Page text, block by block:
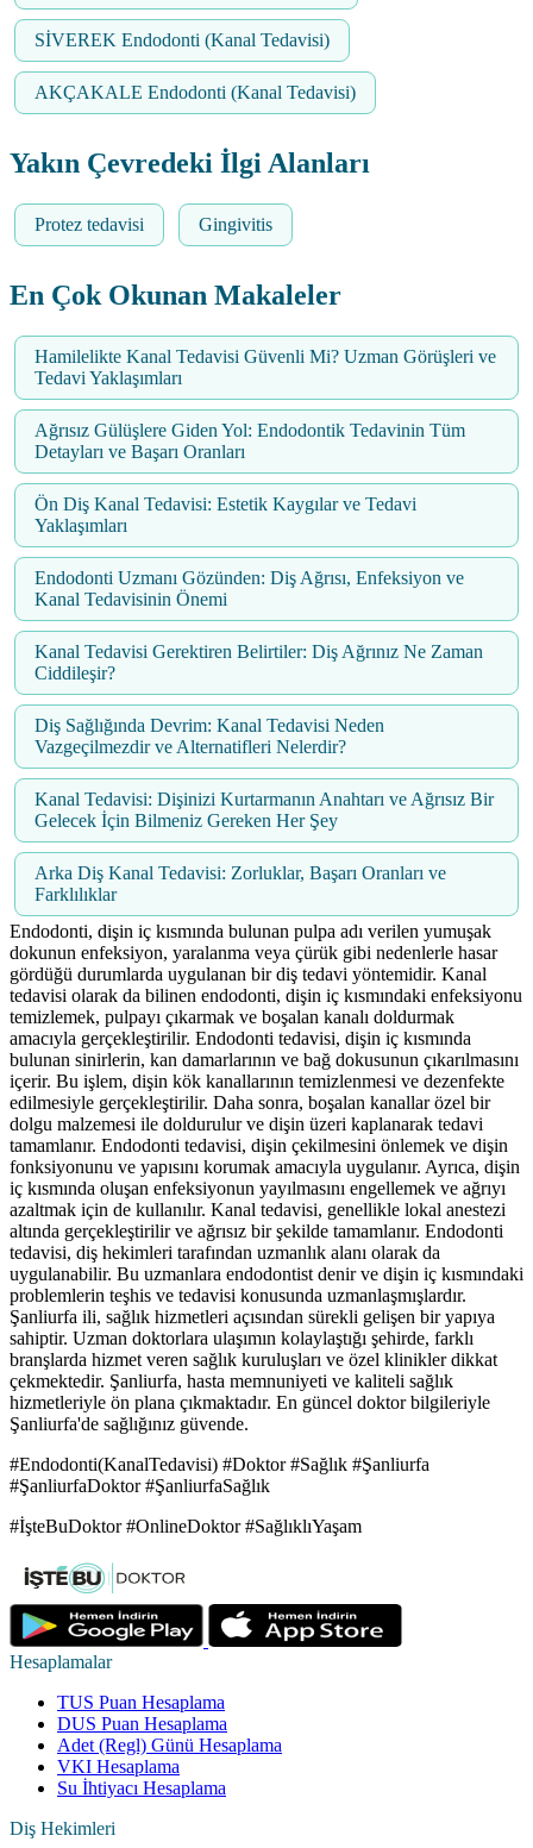
SİVEREK Endodonti (Kanal Tedavisi)
AKÇAKALE Endodonti (Kanal Tedavisi)
Yakın Çevredeki İlgi Alanları
Protez tedavisi Gingivitis
En Çok Okunan Makaleler
Hamilelikte Kanal Tedavisi Güvenli Mi? Uzman Görüşleri ve
Tedavi Yaklaşımları
Ağrısız Gülüşlere Giden Yol: Endodontik Tedavinin Tüm
Detayları ve Başarı Oranları
Ön Diş Kanal Tedavisi: Estetik Kaygılar ve Tedavi
Yaklaşımları
Endodonti Uzmanı Gözünden: Diş Ağrısı, Enfeksiyon ve
Kanal Tedavisinin Önemi
Kanal Tedavisi Gerektiren Belirtiler: Diş Ağrınız Ne Zaman
Ciddileşir?
Diş Sağlığında Devrim: Kanal Tedavisi Neden
Vazgeçilmezdir ve Alternatifleri Nelerdir?
Kanal Tedavisi: Dişinizi Kurtarmanın Anahtarı ve Ağrısız Bir
Gelecek İçin Bilmeniz Gereken Her Şey
Arka Diş Kanal Tedavisi: Zorluklar, Başarı Oranları ve
Farklılıklar
Endodonti, dişin iç kısmında bulunan pulpa adı verilen yumuşak
dokunun enfeksiyon, yaralanma veya çürük gibi nedenlerle hasar
gördüğü durumlarda uygulanan bir diş tedavi yöntemidir. Kanal
tedavisi olarak da bilinen endodonti, dişin iç kısmındaki enfeksiyonu
temizlemek, pulpayı çıkarmak ve boşalan kanalı doldurmak
amacıyla gerçekleştirilir. Endodonti tedavisi, dişin iç kısmında
bulunan sinirlerin, kan damarlarının ve bağ dokusunun çıkarılmasını
içerir. Bu işlem, dişin kök kanallarının temizlenmesi ve dezenfekte
edilmesiyle gerçekleştirilir. Daha sonra, boşalan kanallar özel bir
dolgu malzemesi ile doldurulur ve dişin üzeri kaplanarak tedavi
tamamlanır. Endodonti tedavisi, dişin çekilmesini önlemek ve dişin
fonksiyonunu ve yapısını korumak amacıyla uygulanır. Ayrıca, dişin
iç kısmında oluşan enfeksiyonun yayılmasını engellemek ve ağrıyı
azaltmak için de kullanılır. Kanal tedavisi, genellikle lokal anestezi
altında gerçekleştirilir ve ağrısız bir şekilde tamamlanır. Endodonti
tedavisi, diş hekimleri tarafından uzmanlık alanı olarak da
uygulanabilir. Bu uzmanlara endodontist denir ve dişin iç kısmındaki
problemlerin teşhis ve tedavisi konusunda uzmanlaşmışlardır.
Şanliurfa ili, sağlık hizmetleri açısından sürekli gelişen bir yapıya
sahiptir. Uzman doktorlara ulaşımın kolaylaştığı şehirde, farklı
branşlarda hizmet veren sağlık kuruluşları ve özel klinikler dikkat
çekmektedir. Şanliurfa, hasta memnuniyeti ve kaliteli sağlık
hizmetleriyle ön plana çıkmaktadır. En güncel doktor bilgileriyle
Şanliurfa'de sağlığınız güvende.
#Endodonti(KanalTedavisi) #Doktor #Sağlık #Şanliurfa
#ŞanliurfaDoktor #ŞanliurfaSağlık
#İşteBuDoktor #OnlineDoktor #SağlıklıYaşam
Hesaplamalar
TUS Puan Hesaplama
DUS Puan Hesaplama
Adet (Regl) Günü Hesaplama
VKI Hesaplama
Su İhtiyacı Hesaplama
Diş Hekimleri